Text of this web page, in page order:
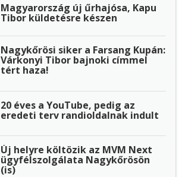
Magyarország új űrhajósa, Kapu
Tibor küldetésre készen
Nagykőrösi siker a Farsang Kupán:
Várkonyi Tibor bajnoki címmel
tért haza!
20 éves a YouTube, pedig az
eredeti terv randioldalnak indult
Új helyre költözik az MVM Next
ügyfélszolgálata Nagykőrösön
(is)